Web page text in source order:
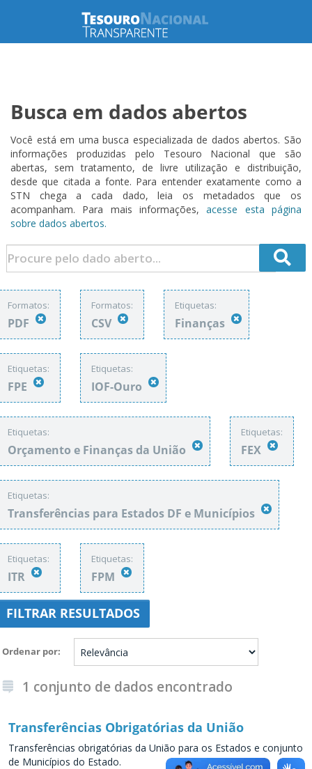
Busca em dados abertos
Você está em uma busca especializada de dados abertos. São
informações produzidas pelo Tesouro Nacional que são
abertas, sem tratamento, de livre utilização e distribuição,
desde que citada a fonte. Para entender exatamente como a
STN chega a cada dado, leia os metadados que os
acompanham. Para mais informações,acesse esta página
sobre dados abertos.
Formatos:
PDF
Formatos:
CSV
Etiquetas:
Finanças
Etiquetas:
FPE
Etiquetas:
IOF-Ouro
Etiquetas:
Orçamento e Finanças da União
Etiquetas:
FEX
Etiquetas:
Transferências para Estados DF e Municípios
Etiquetas:
ITR
Etiquetas:
FPM
FILTRAR RESULTADOS
Ordenar por
1 conjunto de dados encontrado
Transferências Obrigatórias da União
Transferências obrigatórias da União para os Estados e conjunto
de Municípios do Estado.